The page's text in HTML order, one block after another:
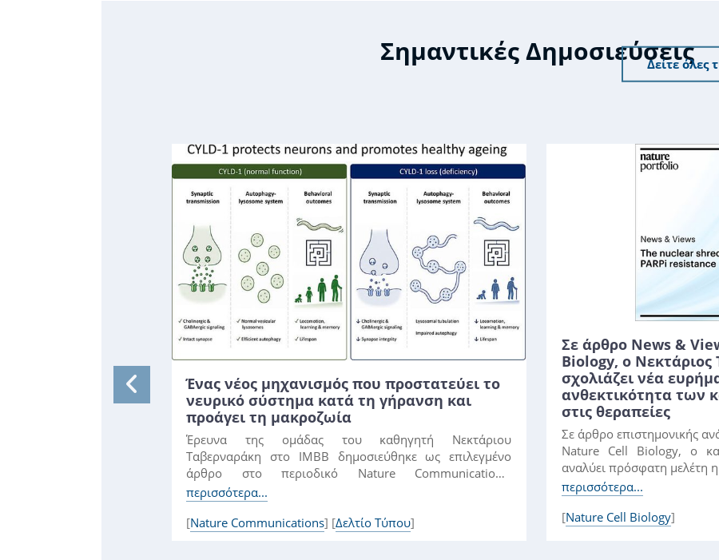
Σημαντικές Δημοσιεύσεις
Δείτε όλες
Ένας νέος μηχανισμός που προστατεύει το
νευρικό σύστημα κατά τη γήρανση και
προάγει τη μακροζωία
Έρευνα της ομάδας του καθηγητή Νεκτάριου
Ταβερναράκη στο IMBB δημοσιεύθηκε ως επιλεγμένο
άρθρο στο περιοδικό Nature Communications.
Αποκαλύπτει...
περισσότερα...
[Nature Communications] [Δελτίο Τύπου]
Σε άρθρο News &
Biology, ο
σχολιάζει νέα
ανθεκτικότητα των
στις θεραπείες
Σε άρθρο επιστημονικής
Nature Cell Biology, ο
αναλύει πρόσφατη μελέτη
περισσότερα...
[Nature Cell Biology]